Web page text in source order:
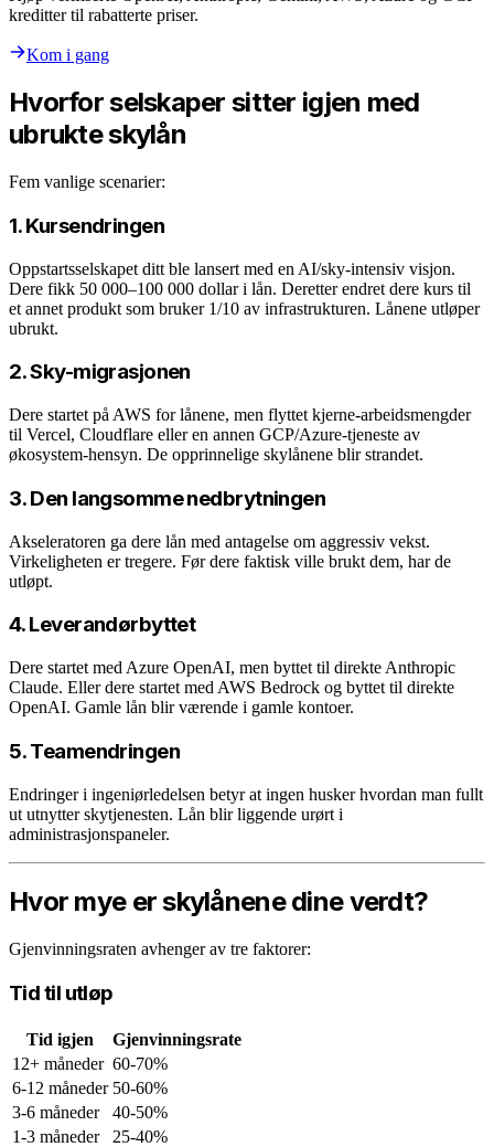
kreditter til rabatterte priser.
Kom i gang
Hvorfor selskaper sitter igjen med
ubrukte skylån
Fem vanlige scenarier:
1. Kursendringen
Oppstartsselskapet ditt ble lansert med en AI/sky-intensiv visjon.
Dere fikk 50 000–100 000 dollar i lån. Deretter endret dere kurs til
et annet produkt som bruker 1/10 av infrastrukturen. Lånene utløper
ubrukt.
2. Sky-migrasjonen
Dere startet på AWS for lånene, men flyttet kjerne-arbeidsmengder
til Vercel, Cloudflare eller en annen GCP/Azure-tjeneste av
økosystem-hensyn. De opprinnelige skylånene blir strandet.
3. Den langsomme nedbrytningen
Akseleratoren ga dere lån med antagelse om aggressiv vekst.
Virkeligheten er tregere. Før dere faktisk ville brukt dem, har de
utløpt.
4. Leverandørbyttet
Dere startet med Azure OpenAI, men byttet til direkte Anthropic
Claude. Eller dere startet med AWS Bedrock og byttet til direkte
OpenAI. Gamle lån blir værende i gamle kontoer.
5. Teamendringen
Endringer i ingeniørledelsen betyr at ingen husker hvordan man fullt
ut utnytter skytjenesten. Lån blir liggende urørt i
administrasjonspaneler.
Hvor mye er skylånene dine verdt?
Gjenvinningsraten avhenger av tre faktorer:
Tid til utløp
Tid igjen
Gjenvinningsrate
12+ måneder 60-70%
6-12 måneder 50-60%
3-6 måneder
40-50%
1-3 måneder
25-40%